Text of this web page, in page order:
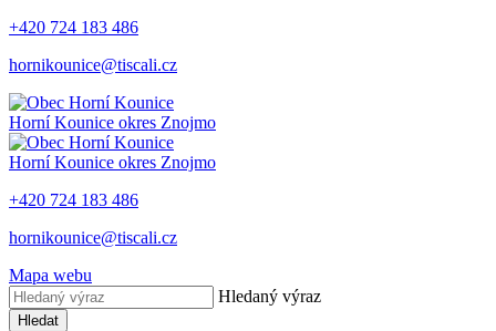
+420 724 183 486
hornikounice@tiscali.cz
Horní Kounice okres Znojmo
Horní Kounice okres Znojmo
+420 724 183 486
hornikounice@tiscali.cz
Mapa webu
Hledaný výraz
Hledat